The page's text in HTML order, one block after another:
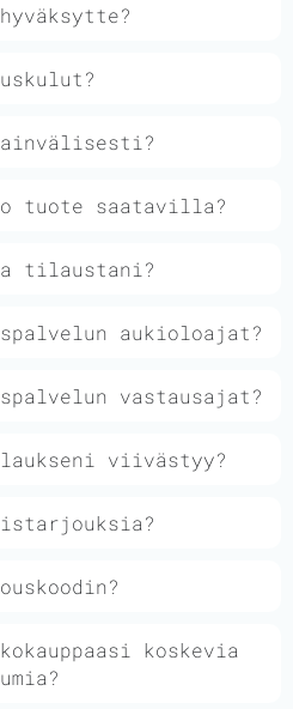
tuote saatavilla?
tilaustani?
aukioloajat?
vastausajat?
viivästyy?
koskevia